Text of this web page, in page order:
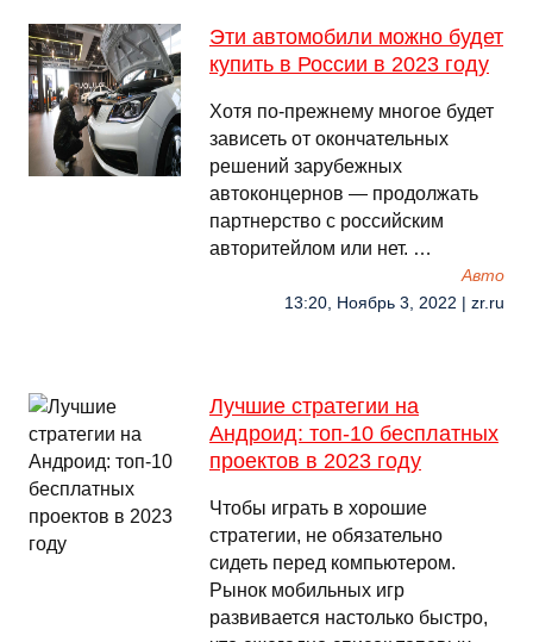
Эти автомобили можно будет
купить в России в 2023 году
Хотя по-прежнему многое будет
зависеть от окончательных
решений зарубежных
автоконцернов — продолжать
партнерство с российским
авторитейлом или нет. …
Авто
13:20, Ноябрь 3, 2022 | zr.ru
Лучшие стратегии на
Андроид: топ-10 бесплатных
проектов в 2023 году
Чтобы играть в хорошие
стратегии, не обязательно
сидеть перед компьютером.
Рынок мобильных игр
развивается настолько быстро,